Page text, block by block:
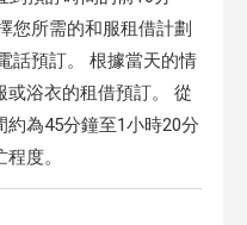
您所需的和服租借計劃
話預訂。 根據當天的情
浴衣的租借預訂。 從
為45分鐘至1小時20分
度。